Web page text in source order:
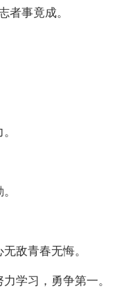
者事竟成。
敌青春无悔。
学习，勇争第一。